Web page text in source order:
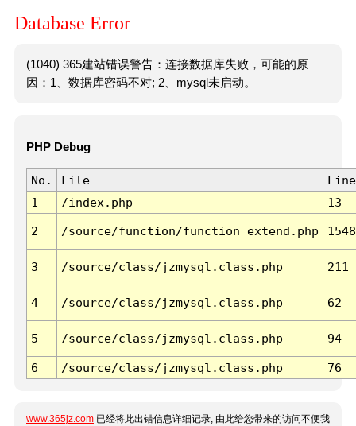
Database Error
(1040) 365建站错误警告：连接数据库失败，可能的原
因：1、数据库密码不对; 2、mysql未启动。
PHP Debug
No. File
Line
1
/index.php 13
2 /source/function/function_extend.php 1548
3 /source/class/jzmysql.class.php 211
4 /source/class/jzmysql.class.php 62
5 /source/class/jzmysql.class.php 94
6 /source/class/jzmysql.class.php 76
www.365jz.com 已经将此出错信息详细记录, 由此给您带来的访问不便我